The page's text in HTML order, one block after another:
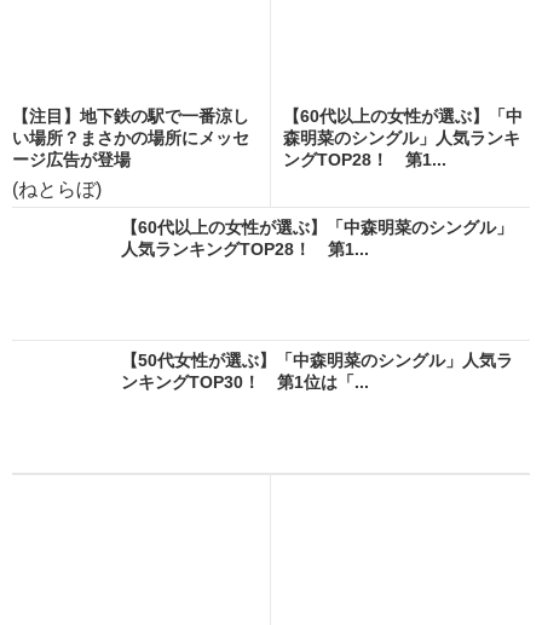
【注目】地下鉄の駅で一番涼し
い場所？まさかの場所にメッセ
ージ広告が登場
(ねとらぼ)
【60代以上の女性が選ぶ】「中
森明菜のシングル」人気ランキ
ングTOP28！ 第1...
【60代以上の女性が選ぶ】「中森明菜のシングル」
人気ランキングTOP28！ 第1...
【50代女性が選ぶ】「中森明菜のシングル」人気ラ
ンキングTOP30！ 第1位は「...